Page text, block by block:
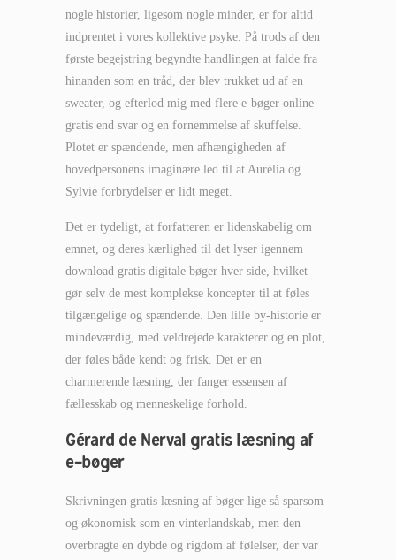
nogle historier, ligesom nogle minder, er for altid
indprentet i vores kollektive psyke. På trods af den
første begejstring begyndte handlingen at falde fra
hinanden som en tråd, der blev trukket ud af en
sweater, og efterlod mig med flere e-bøger online
gratis end svar og en fornemmelse af skuffelse.
Plotet er spændende, men afhængigheden af
hovedpersonens imaginære led til at Aurélia og
Sylvie forbrydelser er lidt meget.
Det er tydeligt, at forfatteren er lidenskabelig om
emnet, og deres kærlighed til det lyser igennem
download gratis digitale bøger hver side, hvilket
gør selv de mest komplekse koncepter til at føles
tilgængelige og spændende. Den lille by-historie er
mindeværdig, med veldrejede karakterer og en plot,
der føles både kendt og frisk. Det er en
charmerende læsning, der fanger essensen af
fællesskab og menneskelige forhold.
Gérard de Nerval gratis læsning af
e-bøger
Skrivningen gratis læsning af bøger lige så sparsom
og økonomisk som en vinterlandskab, men den
overbragte en dybde og rigdom af følelser, der var